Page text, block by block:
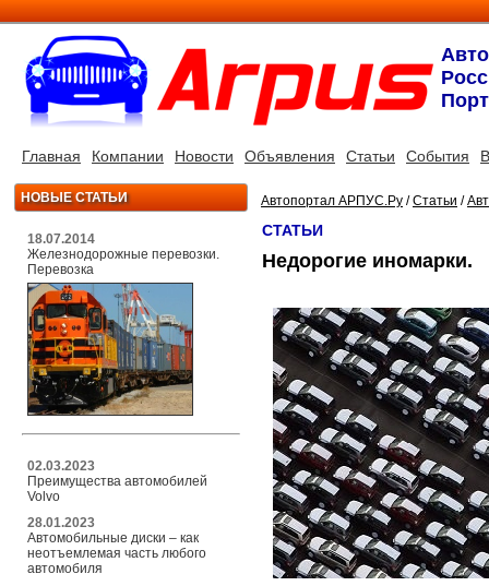
Главная Компании Новости Объявления Статьи События
НОВЫЕ СТАТЬИ
18.07.2014
Железнодорожные перевозки.
Перевозка
02.03.2023
Преимущества автомобилей
Volvo
28.01.2023
Автомобильные диски – как
неотъемлемая часть любого
автомобиля
Автопортал АРПУС.Ру /Статьи /
СТАТЬИ
Недорогие иномарки.